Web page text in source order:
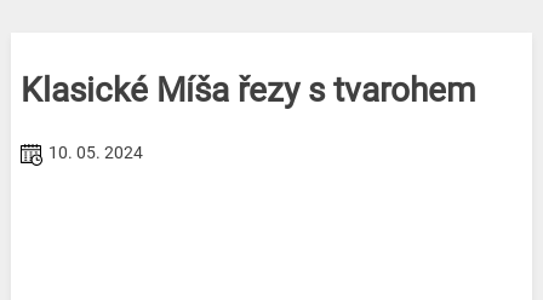
Klasické Míša řezy s tvarohem
10. 05. 2024